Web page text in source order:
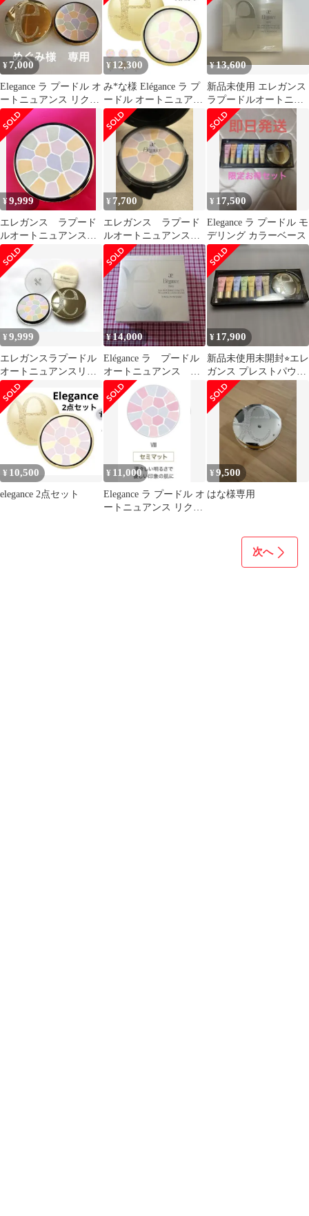
¥ 7,000
Elegance ラ プードル オ
ートニュアンス リクス
ィーズ II
¥ 12,300
み*な様 Elégance ラ プ
ードル オートニュアン
ス リクスィーズ VI
¥13,600
新品未使用 エレガンス
ラプードルオートニュ
アンスリクスィーズ04
27g本体
¥9,999
エレガンス ラプード
ルオートニュアンス
リクスィーズⅠ
¥ 7,700
エレガンス ラプード
ルオートニュアンスリ
クスィーズI フェイス
パウダー
¥ 17,500
Elegance ラ プードル モ
デリング カラーベース
¥9,999
エレガンスラプードル
オートニュアンスリク
スィーズ I
¥14,000
Elégance ラ プードル
オートニュアンス リ
クスィーズ 08
¥ 17,900
新品未使用未開封⭐︎エレ
ガンス プレストパウダ
ー セット
¥ 10,500
elegance 2点セット
¥ 11,000
Elegance ラ プードル オ
ートニュアンス リクス
¥9,500
はな様専用
次へ